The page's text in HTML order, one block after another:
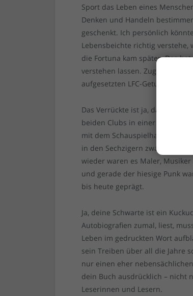
Sport das Leben eines
Denken und Handeln
geschenkt. Ich persönlich
Lebensbeichte richtig verstehe,
die Fortuna kam später. Das
verstehen lassen. Zugegeben:
aufgesetzten LFC-Getue… Jetzt
Das Verrückte ist ja, dass du
beiden Clubs in einer
mit dem
in den Sechzigern zwang, ihn
wieder waren es Maler,
und gerade der hiesige Punk
bis heute geprägt.
Ja, deine Schwarte ist ein
Autobiografien zumal, liest,
Leben im gedruckten Wort
sein Treiben über all die Jahre
nur einen eher
dein Buch ausdrücklich – nicht
Leserinnen und Lesern.